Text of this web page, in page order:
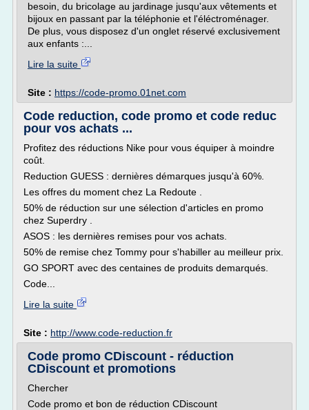
besoin, du bricolage au jardinage jusqu'aux vêtements et
bijoux en passant par la téléphonie et l'éléctroménager.
De plus, vous disposez d'un onglet réservé exclusivement
aux enfants :...
Lire la suite
Site : https://code-promo.01net.com
Code reduction, code promo et code reduc
pour vos achats ...
Profitez des réductions Nike pour vous équiper à moindre
coût.
Reduction GUESS : dernières démarques jusqu'à 60%.
Les offres du moment chez La Redoute .
50% de réduction sur une sélection d'articles en promo
chez Superdry .
ASOS : les dernières remises pour vos achats.
50% de remise chez Tommy pour s'habiller au meilleur prix.
GO SPORT avec des centaines de produits demarqués.
Code...
Lire la suite
Site : http://www.code-reduction.fr
Code promo CDiscount - réduction
CDiscount et promotions
Chercher
Code promo et bon de réduction CDiscount